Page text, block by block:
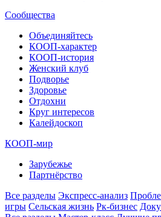
Сообщества
Объединяйтесь
КООП-характер
КООП-история
Женский клуб
Подворье
Здоровье
Отдохни
Круг интересов
Калейдоскоп
КООП-мир
Зарубежье
Партнёрство
Все разделы Экспресс-анализ
игры Сельская жизнь Рк-бизнес